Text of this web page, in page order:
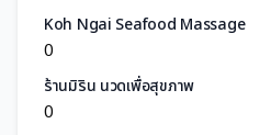
Koh Ngai Seafood Massage
0
ร้านมิริน นวดเพื่อสุขภาพ
0